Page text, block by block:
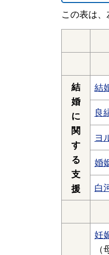
この表は、
結
婚
に
関
す
る
支
援
結
良
ヨ
婚
白
妊